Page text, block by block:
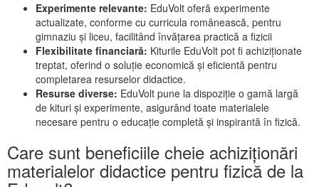
Experimente relevante: EduVolt oferă experimente
actualizate, conforme cu curricula românească, pentru
gimnaziu și liceu, facilitând învățarea practică a fizicii
Flexibilitate financiară: Kiturile EduVolt pot fi achiziționate
treptat, oferind o soluție economică și eficientă pentru
completarea resurselor didactice.
Resurse diverse: EduVolt pune la dispoziție o gamă largă
de kituri și experimente, asigurând toate materialele
necesare pentru o educație completă și inspirantă în fizică.
Care sunt beneficiile cheie achiziționări
materialelor didactice pentru fizică de la